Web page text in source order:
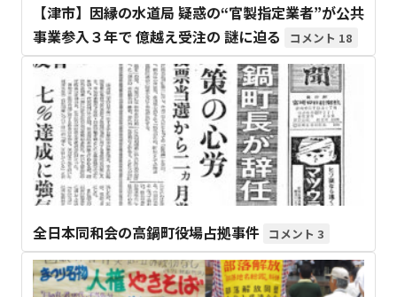
【津市】因縁の水道局 疑惑の“官製指定業者”が公共
事業参入３年で 億越え受注の 謎に迫る
18
全日本同和会の高鍋町役場占拠事件 3